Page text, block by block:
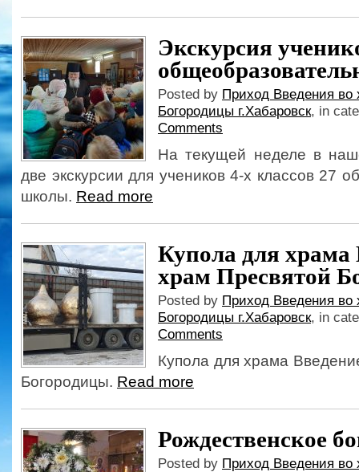
Экскурсия
Posted by Приход Введения во
Богородицы г.Хабаровск, in
Comments
На текущей неделе в
две экскурсии для учеников 4-х классов 27
школы. Read more
Купола для храма
храм Пресвятой
Posted by Приход Введения во
Богородицы г.Хабаровск, in
Comments
Купола для храма
Богородицы. Read more
Рождественское
Posted by Приход Введения во